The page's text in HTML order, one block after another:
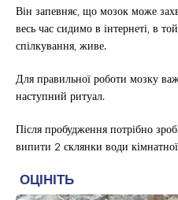
Він запевняє, що мозок може
весь час сидимо в інтернеті, в
спілкування, живе.
Для правильної роботи мозку
наступний ритуал.
Після пробудження потрібно
випити 2 склянки води